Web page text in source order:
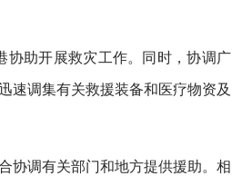
助开展救灾工作。同时，协调广
速调集有关救援装备和医疗物资及
协调有关部门和地方提供援助。相